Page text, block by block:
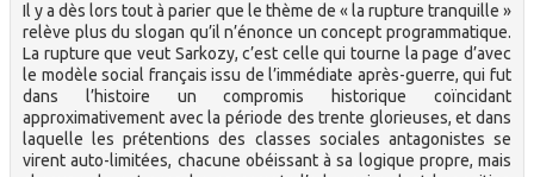
Il y a dès lors tout à parier que le thème de « la rupture tranquille »
relève plus du slogan qu’il n’énonce un concept programmatique.
La rupture que veut Sarkozy, c’est celle qui tourne la page d’avec
le modèle social français issu de l’immédiate après-guerre, qui fut
dans l’histoire un compromis historique coïncidant
approximativement avec la période des trente glorieuses, et dans
laquelle les prétentions des classes sociales antagonistes se
virent auto-limitées, chacune obéissant à sa logique propre, mais